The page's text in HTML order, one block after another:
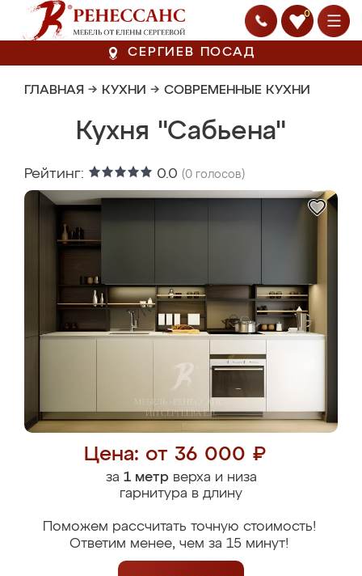
0
СЕРГИЕВ ПОСАД
ГЛАВНАЯ → КУХНИ → СОВРЕМЕННЫЕ КУХНИ
Кухня "Сабьена"
Рейтинг: 0.0 (0 голосов)
Цена: от 36 000 ₽
за 1 метрверха и низа
гарнитура в длину
Поможем рассчитать точную стоимость!
Ответим менее, чем за 15 минут!